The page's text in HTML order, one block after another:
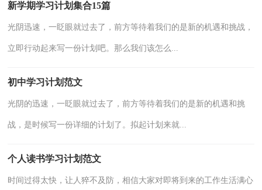
新学期学习计划集合15篇
光阴迅速，一眨眼就过去了，前方等待着我们的是新的机遇和挑战，
立即行动起来写一份计划吧。那么我们该怎么...
初中学习计划范文
光阴的迅速，一眨眼就过去了，前方等待着我们的是新的机遇和挑
战，是时候写一份详细的计划了。拟起计划来就...
个人读书学习计划范文
时间过得太快，让人猝不及防，相信大家对即将到来的工作生活满心